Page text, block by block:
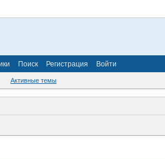
Поиск Регистрация Войти
Активные темы